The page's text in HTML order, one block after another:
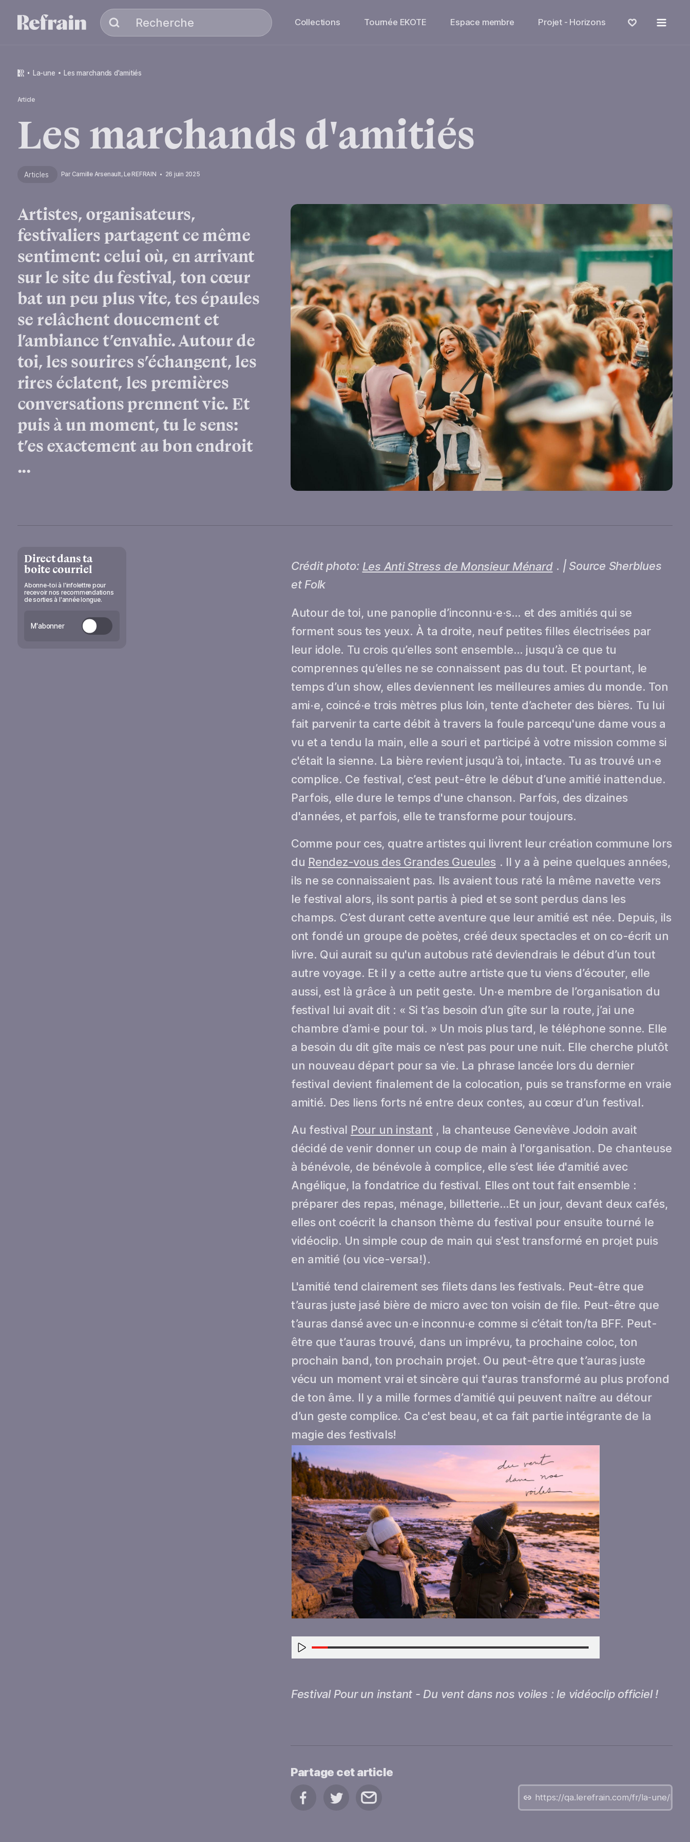
Recherche Collections Tournée EKOTE Espace membre Projet - Horizons
la-une Les marchands d'amitiés
Article
Lesmarchands d'amitiés
Articles Par Camille Arsenault, Le REFRAIN 26 juin 2025
Artistes, organisateurs,
festivaliers partagent ce même
sentiment: celui où, en arrivant
sur le site du festival, ton cœur
bat un peu plus vite, tes épaules
se relâchent doucement et
l’ambiance t’envahie. Autour de
toi, les sourires s’échangent, les
rires éclatent, les premières
conversations prennent vie. Et
puis à un moment, tu le sens:
t’es exactement au bon endroit
...
Direct dans ta
boite courriel
Abonne-toi à l'infolettre pour
recevoir nos recommendations
de sorties à l'année longue.
M'abonner
Crédit photo: Les Anti Stress de Monsieur Ménard . | Source Sherblues
et Folk
Autour de toi, une panoplie d’inconnu·e·s… et des amitiés qui se
forment sous tes yeux. À ta droite, neuf petites filles électrisées par
leur idole. Tu crois qu’elles sont ensemble… jusqu’à ce que tu
comprennes qu’elles ne se connaissent pas du tout. Et pourtant, le
temps d’un show, elles deviennent les meilleures amies du monde. Ton
ami·e, coincé·e trois mètres plus loin, tente d’acheter des bières. Tu lui
fait parvenir ta carte débit à travers la foule parcequ'une dame vous a
vu et a tendu la main, elle a souri et participé à votre mission comme si
c'était la sienne. La bière revient jusqu’à toi, intacte. Tu as trouvé un·e
complice. Ce festival, c’est peut-être le début d’une amitié inattendue.
Parfois, elle dure le temps d'une chanson. Parfois, des dizaines
d'années, et parfois, elle te transforme pour toujours.
Comme pour ces, quatre artistes qui livrent leur création commune lors
du Rendez-vous des Grandes Gueules . Il y a à peine quelques années,
ils ne se connaissaient pas. Ils avaient tous raté la même navette vers
le festival alors, ils sont partis à pied et se sont perdus dans les
champs. C’est durant cette aventure que leur amitié est née. Depuis, ils
ont fondé un groupe de poètes, créé deux spectacles et on co-écrit un
livre. Qui aurait su qu'un autobus raté deviendrais le début d’un tout
autre voyage. Et il y a cette autre artiste que tu viens d’écouter, elle
aussi, est là grâce à un petit geste. Un·e membre de l’organisation du
festival lui avait dit : « Si t’as besoin d’un gîte sur la route, j’ai une
chambre d’ami·e pour toi. » Un mois plus tard, le téléphone sonne. Elle
a besoin du dit gîte mais ce n’est pas pour une nuit. Elle cherche plutôt
un nouveau départ pour sa vie. La phrase lancée lors du dernier
festival devient finalement de la colocation, puis se transforme en vraie
amitié. Des liens forts né entre deux contes, au cœur d’un festival.
Au festival Pour un instant , la chanteuse Geneviève Jodoin avait
décidé de venir donner un coup de main à l'organisation. De chanteuse
à bénévole, de bénévole à complice, elle s’est liée d'amitié avec
Angélique, la fondatrice du festival. Elles ont tout fait ensemble :
préparer des repas, ménage, billetterie…Et un jour, devant deux cafés,
elles ont coécrit la chanson thème du festival pour ensuite tourné le
vidéoclip. Un simple coup de main qui s'est transformé en projet puis
en amitié (ou vice-versa!).
L'amitié tend clairement ses filets dans les festivals. Peut-être que
t’auras juste jasé bière de micro avec ton voisin de file. Peut-être que
t’auras dansé avec un·e inconnu·e comme si c’était ton/ta BFF. Peut-
être que t’auras trouvé, dans un imprévu, ta prochaine coloc, ton
prochain band, ton prochain projet. Ou peut-être que t’auras juste
vécu un moment vrai et sincère qui t'auras transformé au plus profond
de ton âme. Il y a mille formes d’amitié qui peuvent naître au détour
d’un geste complice. Ca c'est beau, et ca fait partie intégrante de la
magie des festivals!
Festival Pour un instant - Du vent dans nos voiles : le vidéoclip officiel !
Partage cet article